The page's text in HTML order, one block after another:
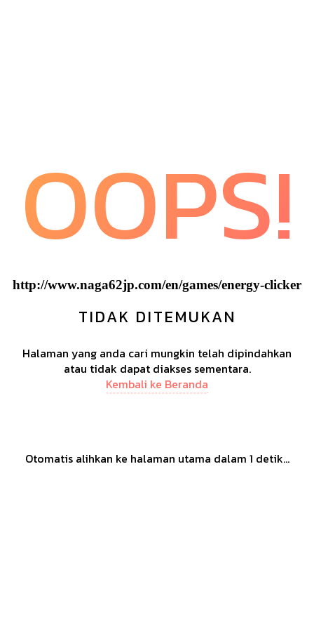
OOPS!
http://www.naga62jp.com/en/games/energy-clicker
TIDAK DITEMUKAN
Halaman yang anda cari mungkin telah dipindahkan
atau tidak dapat diakses sementara.
Kembali ke Beranda
Otomatis alihkan ke halaman utama dalam 1 detik...